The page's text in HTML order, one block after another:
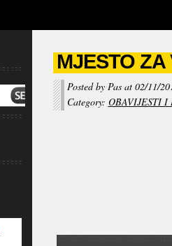
MJESTO
Posted by Pas at 02/11/
Category: OBAVIJESTI I